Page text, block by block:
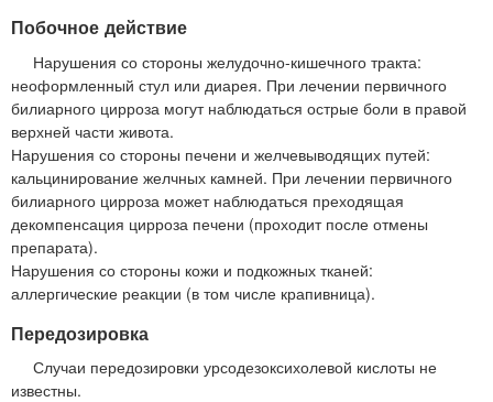
Побочное действие
Нарушения со стороны желудочно-кишечного тракта:
неоформленный стул или диарея. При лечении первичного
билиарного цирроза могут наблюдаться острые боли в правой
верхней части живота.
Нарушения со стороны печени и желчевыводящих путей:
кальцинирование желчных камней. При лечении первичного
билиарного цирроза может наблюдаться преходящая
декомпенсация цирроза печени (проходит после отмены
препарата).
Нарушения со стороны кожи и подкожных тканей:
аллергические реакции (в том числе крапивница).
Передозировка
Случаи передозировки урсодезоксихолевой кислоты не
известны.